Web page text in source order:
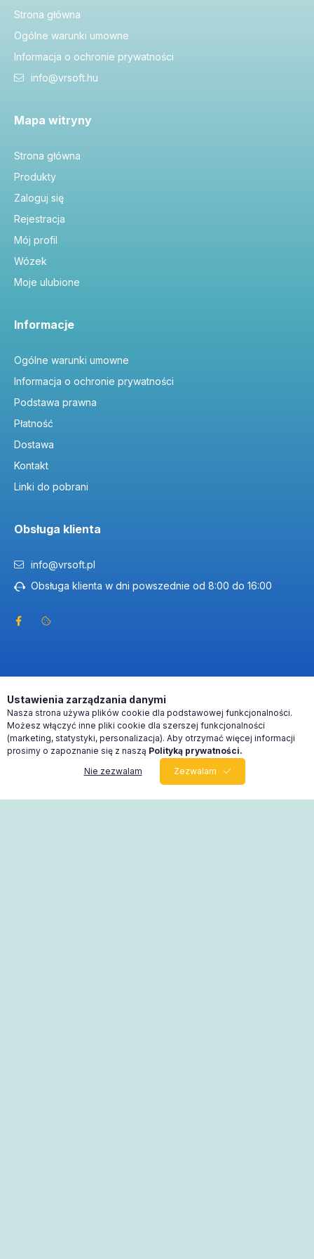
Strona główna
Ogólne warunki umowne
Informacja o ochronie prywatności
info@vrsoft.hu
Mapa witryny
Strona główna
Produkty
Zaloguj się
Rejestracja
Mój profil
Wózek
Moje ulubione
Informacje
Ogólne warunki umowne
Informacja o ochronie prywatności
Podstawa prawna
Płatność
Dostawa
Kontakt
Linki do pobrani
Obsługa klienta
info@vrsoft.pl
Obsługa klienta w dni powszednie od 8:00 do 16:00
0
Ustawienia zarządzania danymi
Nasza strona używa plików cookie dla podstawowej funkcjonalności.
Możesz włączyć inne pliki cookie dla szerszej funkcjonalności
(marketing, statystyki, personalizacja). Aby otrzymać więcej informacji
prosimy o zapoznanie się z naszą Polityką prywatności.
Nie zezwalam
Zezwalam